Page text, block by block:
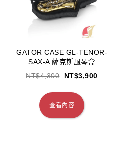
GATOR CASE GL-TENOR-
SAX-A 薩克斯風琴盒
NT$4,300 NT$3,900
查看內容